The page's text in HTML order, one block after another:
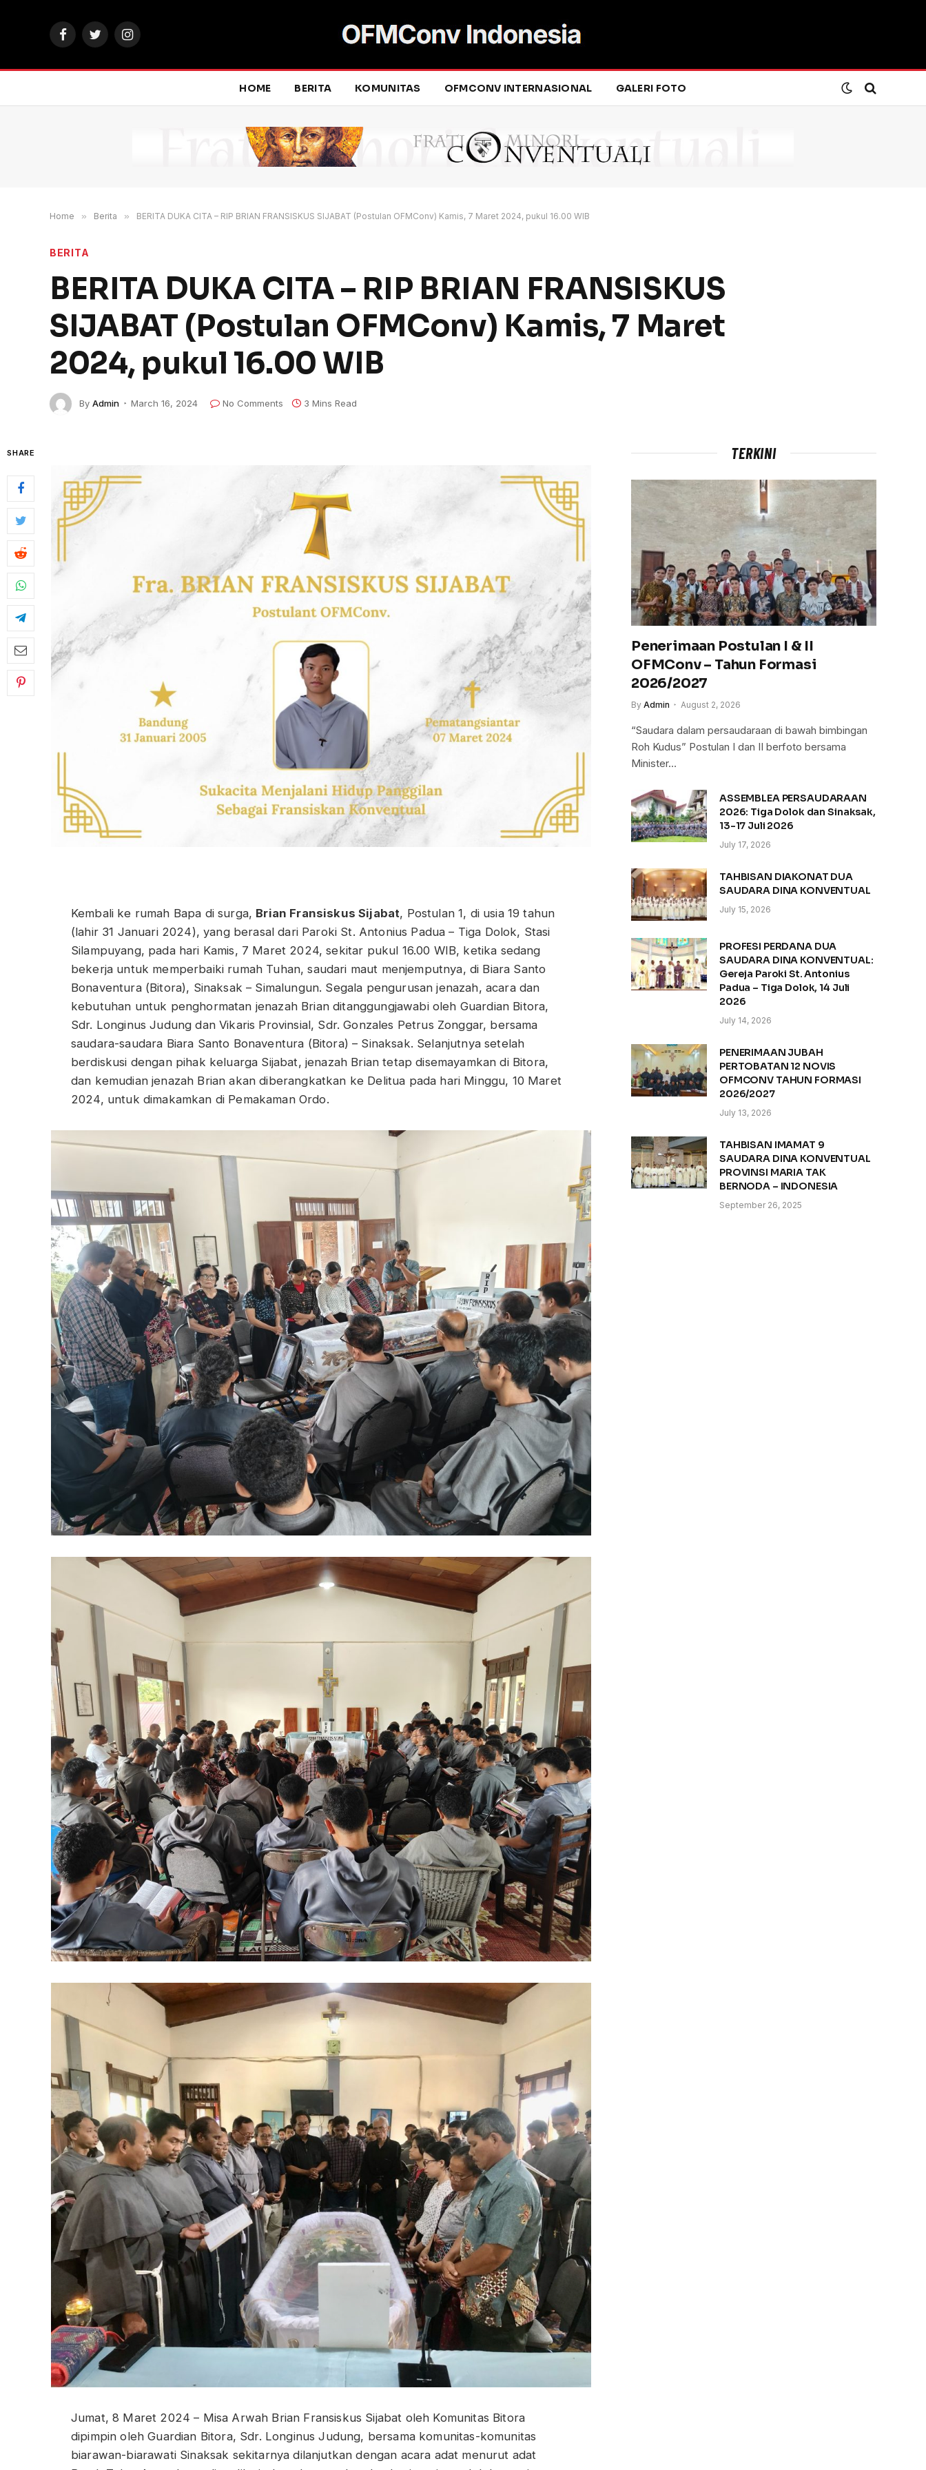
FacebookTwitterInstagram
HOME BERITA KOMUNITAS OFMCONV INTERNASIONAL GALERI FOTO
Home » Berita » BERITA DUKA CITA – RIP BRIAN FRANSISKUS SIJABAT (Postulan OFMConv) Kamis, 7 Maret 2024, pukul 16.00 WIB
BERITA
BERITA DUKA CITA – RIP BRIAN FRANSISKUS
SIJABAT (Postulan OFMConv) Kamis, 7 Maret
2024, pukul 16.00 WIB
By Admin March 16, 2024 No Comments 3 Mins Read
SHARE
Kembali ke rumah Bapa di surga, Brian Fransiskus Sijabat, Postulan 1, di usia 19 tahun
(lahir 31 Januari 2024), yang berasal dari Paroki St. Antonius Padua – Tiga Dolok, Stasi
Silampuyang, pada hari Kamis, 7 Maret 2024, sekitar pukul 16.00 WIB, ketika sedang
bekerja untuk memperbaiki rumah Tuhan, saudari maut menjemputnya, di Biara Santo
Bonaventura (Bitora), Sinaksak – Simalungun. Segala pengurusan jenazah, acara dan
kebutuhan untuk penghormatan jenazah Brian ditanggungjawabi oleh Guardian Bitora,
Sdr. Longinus Judung dan Vikaris Provinsial, Sdr. Gonzales Petrus Zonggar, bersama
saudara-saudara Biara Santo Bonaventura (Bitora) – Sinaksak. Selanjutnya setelah
berdiskusi dengan pihak keluarga Sijabat, jenazah Brian tetap disemayamkan di Bitora,
dan kemudian jenazah Brian akan diberangkatkan ke Delitua pada hari Minggu, 10 Maret
2024, untuk dimakamkan di Pemakaman Ordo.
Jumat, 8 Maret 2024 – Misa Arwah Brian Fransiskus Sijabat oleh Komunitas Bitora
dipimpin oleh Guardian Bitora, Sdr. Longinus Judung, bersama komunitas-komunitas
biarawan-biarawati Sinaksak sekitarnya dilanjutkan dengan acara adat menurut adat
TERKINI
Penerimaan Postulan I & II
OFMConv – Tahun Formasi
2026/2027
By Admin August 2, 2026
“Saudara dalam persaudaraan di bawah bimbingan
Roh Kudus” Postulan I dan II berfoto bersama
Minister…
ASSEMBLEA PERSAUDARAAN
2026: Tiga Dolok dan Sinaksak,
13-17 Juli 2026
July 17, 2026
TAHBISAN DIAKONAT DUA
SAUDARA DINA KONVENTUAL
July 15, 2026
PROFESI PERDANA DUA
SAUDARA DINA KONVENTUAL:
Gereja Paroki St. Antonius
Padua – Tiga Dolok, 14 Juli
2026
July 14, 2026
PENERIMAAN JUBAH
PERTOBATAN 12 NOVIS
OFMCONV TAHUN FORMASI
2026/2027
July 13, 2026
TAHBISAN IMAMAT 9
SAUDARA DINA KONVENTUAL
PROVINSI MARIA TAK
BERNODA – INDONESIA
September 26, 2025